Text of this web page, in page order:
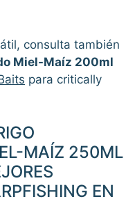
consulta también
Miel-Maíz 200ml
para critically
MAÍZ 250ML
EN